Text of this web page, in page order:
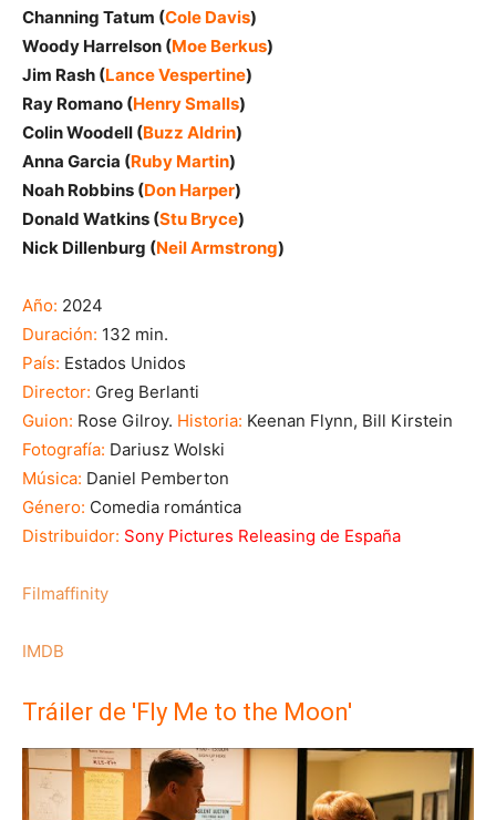
Channing Tatum (Cole Davis)
Woody Harrelson (Moe Berkus)
Jim Rash (Lance Vespertine)
Ray Romano (Henry Smalls)
Colin Woodell (Buzz Aldrin)
Anna Garcia (Ruby Martin)
Noah Robbins (Don Harper)
Donald Watkins (Stu Bryce)
Nick Dillenburg (Neil Armstrong)
Año: 2024
Duración: 132 min.
País: Estados Unidos
Director: Greg Berlanti
Guion: Rose Gilroy. Historia: Keenan Flynn, Bill Kirstein
Fotografía: Dariusz Wolski
Música: Daniel Pemberton
Género: Comedia romántica
Distribuidor: Sony Pictures Releasing de España
Filmaffinity
IMDB
Tráiler de 'Fly Me to the Moon'